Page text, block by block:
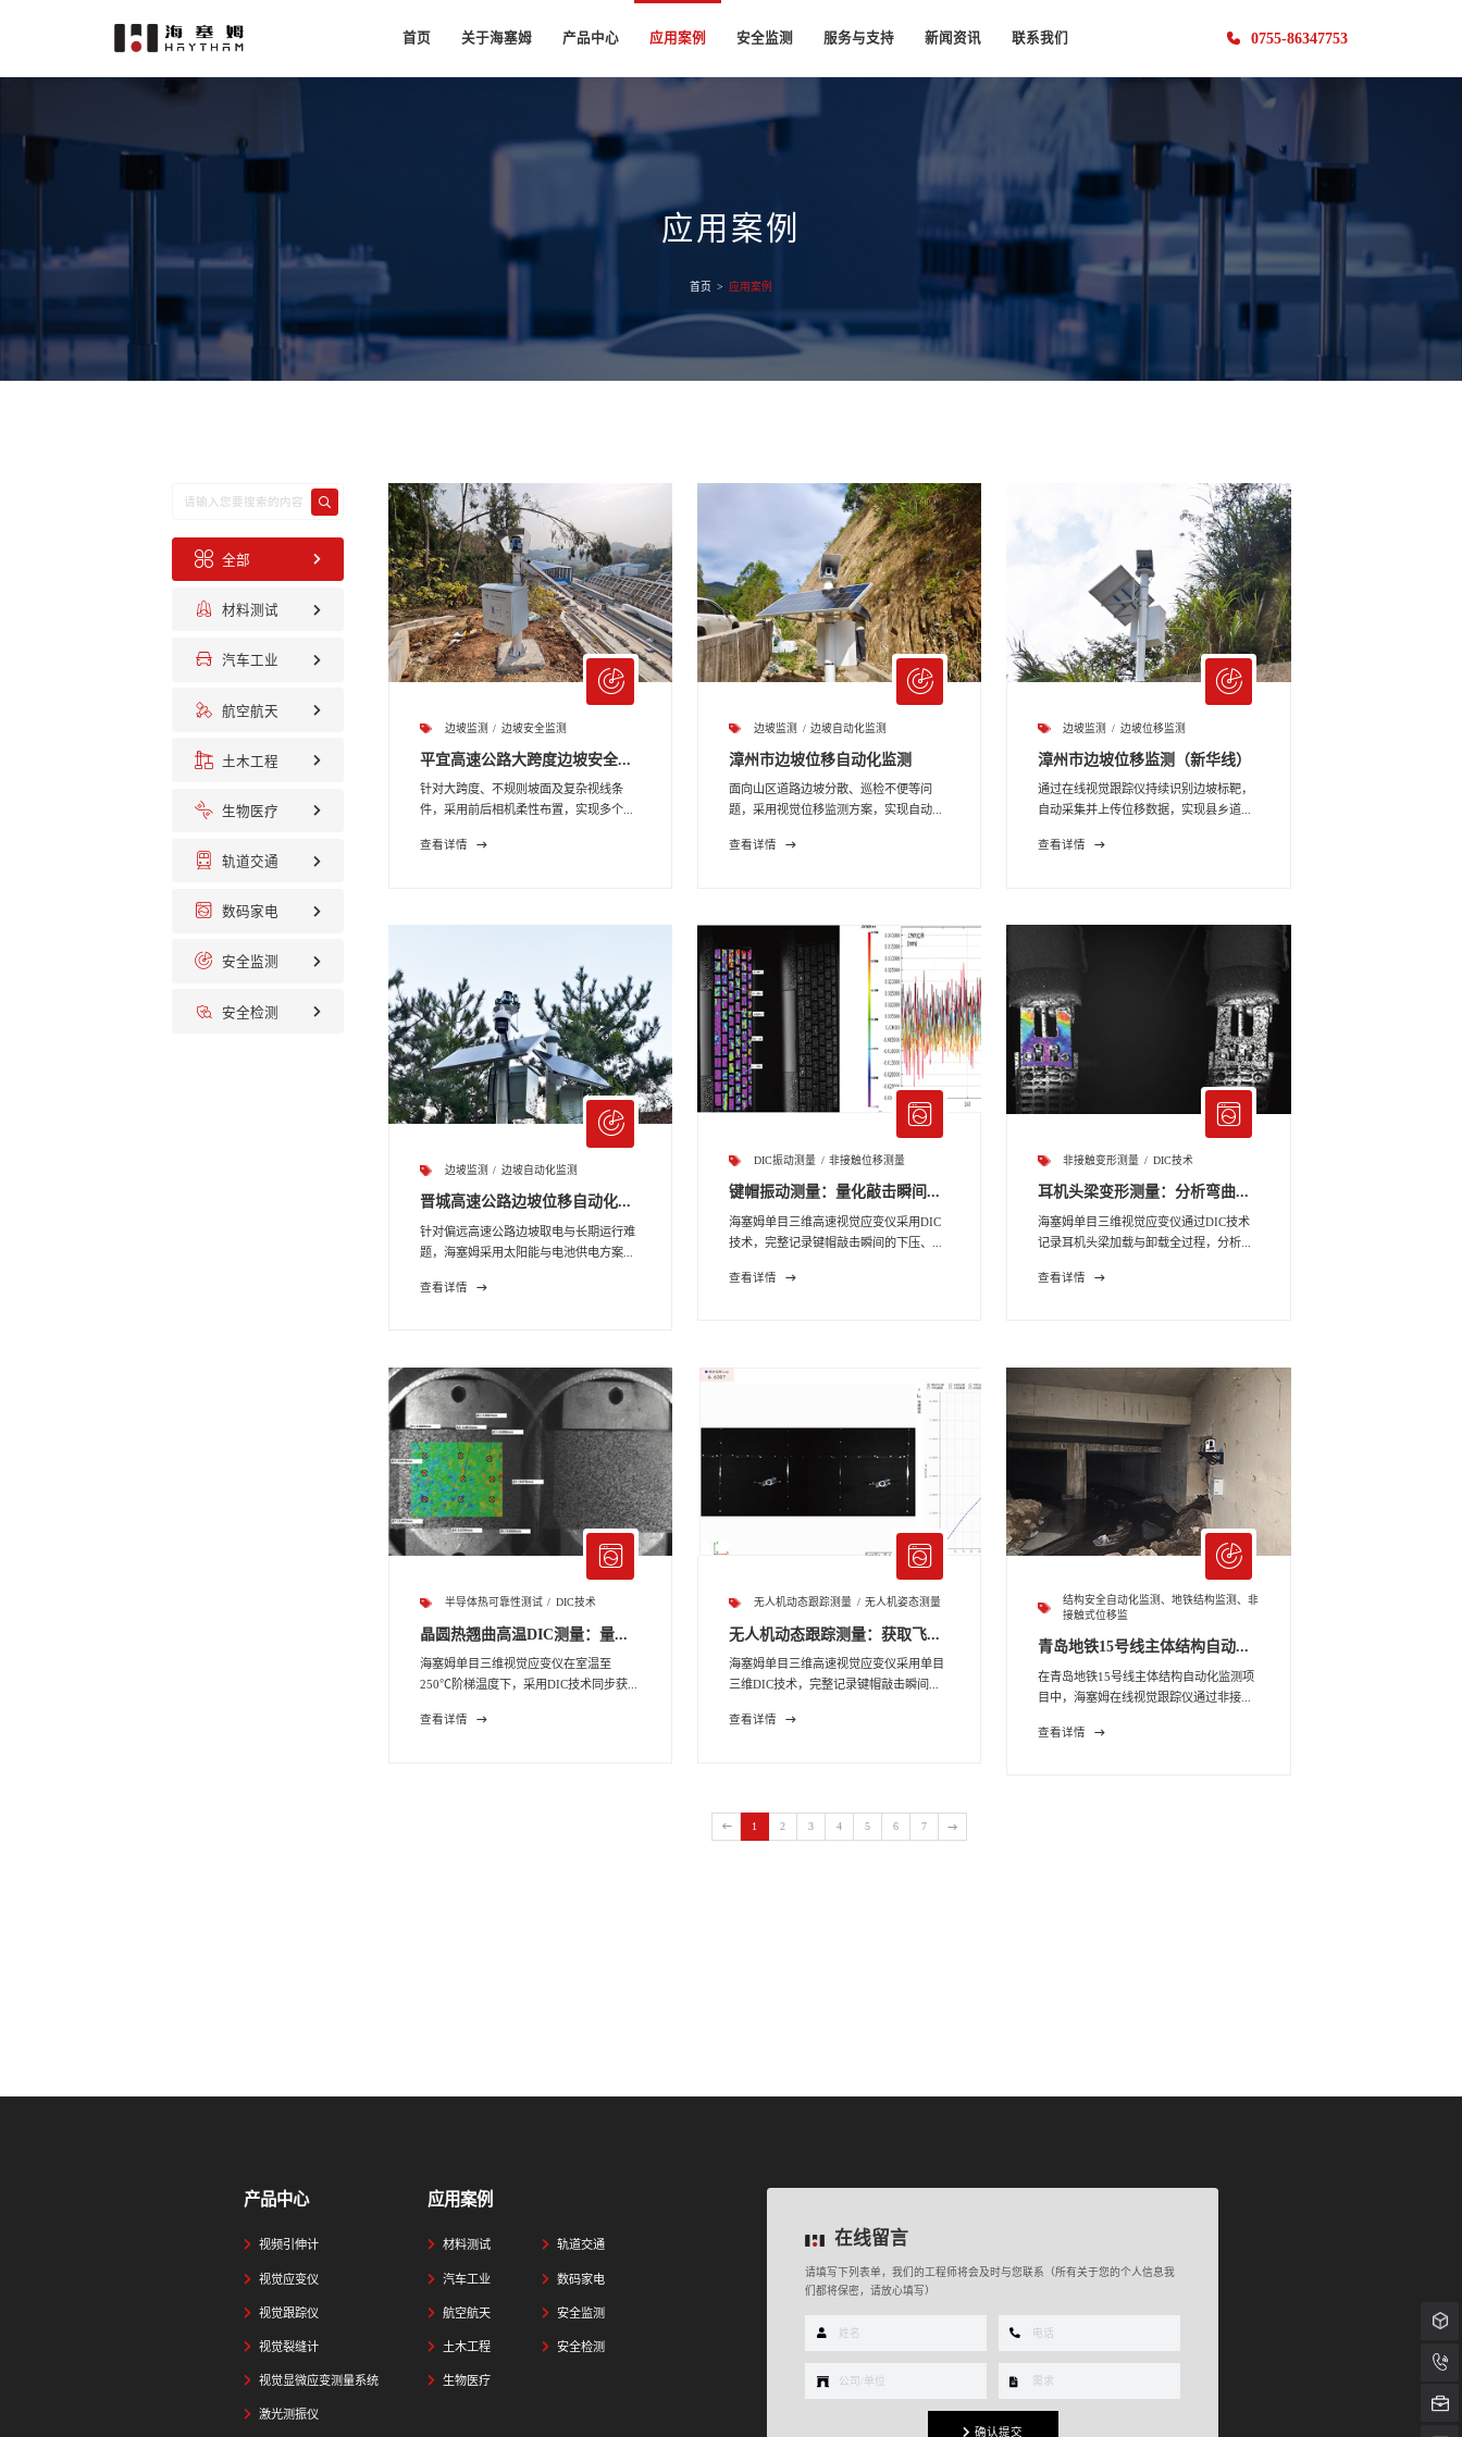
首页 关于海塞姆
资质荣誉
企业文化
团队建设
产品中心
三维视频引伸计
三维高温视频引伸计
视觉应变仪
单目三维高速视觉应变仪
应用案例
复合材料双轴拉伸测试
航空航天
梯度ECC混凝土四点弯曲测试
混凝土梁三点弯曲测试
生物医疗
生物材料线材拉伸测试
船舶结构冰载荷DIC测试 空调室外机振动DIC测试 立交桥安全监测
安全检测
安全监测
桥梁安全监测系统 水库大坝安全监测系统
服务与支持 新闻资讯
公司新闻
联系我们
联系方式
商务合作
0755-86347753
应用案例
首页 > 应用案例
全部
材料测试
汽车工业
航空航天
土木工程
生物医疗
轨道交通
数码家电
安全监测
安全检测
边坡监测 边坡安全监测
平宜高速公路大跨度边坡安全...
针对大跨度、不规则坡面及复杂视线条
件，采用前后相机柔性布置，实现多个...
查看详情
边坡监测 边坡自动化监测
漳州市边坡位移自动化监测
面向山区道路边坡分散、巡检不便等问
题，采用视觉位移监测方案，实现自动...
查看详情
边坡监测 边坡位移监测
漳州市边坡位移监测（新华线）
通过在线视觉跟踪仪持续识别边坡标靶，
自动采集并上传位移数据，实现县乡道...
查看详情
边坡监测 边坡自动化监测
晋城高速公路边坡位移自动化...
针对偏远高速公路边坡取电与长期运行难
题，海塞姆采用太阳能与电池供电方案...
查看详情
DIC振动测量 非接触位移测量
键帽振动测量：量化敲击瞬间...
海塞姆单目三维高速视觉应变仪采用DIC
技术，完整记录键帽敲击瞬间的下压、...
查看详情
非接触变形测量 DIC技术
耳机头梁变形测量：分析弯曲...
海塞姆单目三维视觉应变仪通过DIC技术
记录耳机头梁加载与卸载全过程，分析...
查看详情
半导体热可靠性测试 DIC技术
晶圆热翘曲高温DIC测量：量...
海塞姆单目三维视觉应变仪在室温至
250℃阶梯温度下，采用DIC技术同步获...
查看详情
无人机动态跟踪测量 无人机姿态测量
无人机动态跟踪测量：获取飞...
海塞姆单目三维高速视觉应变仪采用单目
三维DIC技术，完整记录键帽敲击瞬间...
查看详情
结构安全自动化监测、地铁结构监测、非
接触式位移监
青岛地铁15号线主体结构自动...
在青岛地铁15号线主体结构自动化监测项
目中，海塞姆在线视觉跟踪仪通过非接...
查看详情
1 2 3 4 5 6 7
在线留言
请填写下列表单，我们的工程师将会及时与您联系（所有关于您的个人信息我
们都将保密，请放心填写）
确认提交
产品中心
视频引伸计
视觉应变仪
视觉跟踪仪
视觉裂缝计
视觉显微应变测量系统
激光测振仪
应用案例
材料测试
汽车工业
航空航天
土木工程
生物医疗
轨道交通
数码家电
安全监测
安全检测
产品咨询
商务合作